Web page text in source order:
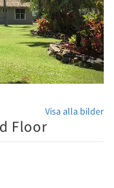
Visa alla bilder
Floor